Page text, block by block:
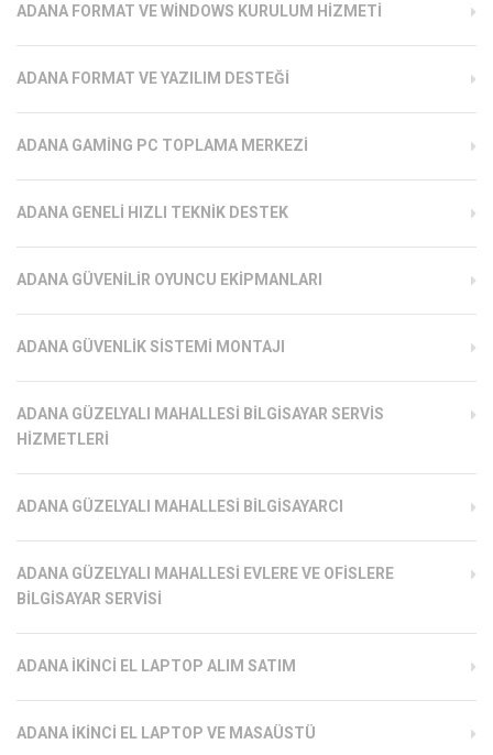
ADANA FORMAT VE WINDOWS KURULUM HIZMETI
ADANA FORMAT VE YAZILIM DESTEĞI
ADANA GAMING PC TOPLAMA MERKEZI
ADANA GENELI HIZLI TEKNIK DESTEK
ADANA GÜVENILIR OYUNCU EKIPMANLARI
ADANA GÜVENLIK SISTEMI MONTAJI
ADANA GÜZELYALI MAHALLESI BILGISAYAR SERVIS
HIZMETLERI
ADANA GÜZELYALI MAHALLESI BILGISAYARCI
ADANA GÜZELYALI MAHALLESI EVLERE VE OFISLERE
BILGISAYAR SERVISI
ADANA İKINCI EL LAPTOP ALIM SATIM
ADANA İKINCI EL LAPTOP VE MASAÜSTÜ